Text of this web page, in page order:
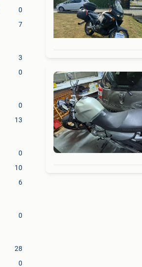
0
7
3
0
0
13
0
10
6
0
28
0